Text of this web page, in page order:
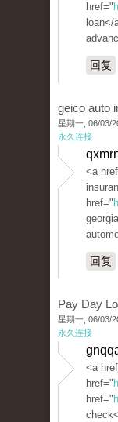
href="
loan</
回复
geico auto
星期一, 06/03/
永久连接
<a
href="
回复
Pay Day
星期一, 06/03/
永久连接
<a
href="
href="